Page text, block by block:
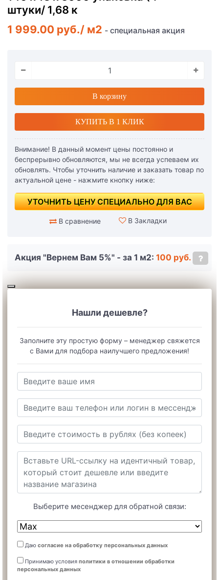
штуки/ 1,68 к
1 999.00 руб./ м2 - специальная акция
В корзину
КУПИТЬ В 1 КЛИК
Внимание! В данный момент цены постоянно и
беспрерывно обновляются, мы не всегда успеваем их
обновлять. Чтобы уточнить наличие и заказать товар по
актуальной цене - нажмите кнопку ниже:
УТОЧНИТЬ ЦЕНУ СПЕЦИАЛЬНО ДЛЯ ВАС
В сравнение В Закладки
Акция "Вернем Вам 5%" - за 1 м2: 100 руб.
Нашли дешевле?
Заполните эту простую форму – менеджер свяжется
с Вами для подбора наилучшего предложения!
Выберите месенджер для обратной связи:
Даю согласие на обработку персональных данных
Принимаю условия политики в отношении обработки
персональных данных